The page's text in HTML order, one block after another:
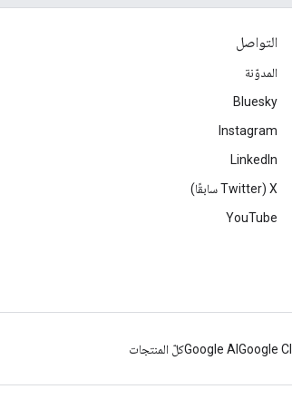
التواصل
المدوّنة
Bluesky
Instagram
LinkedIn
‫X ‏(Twitter سابقًا)
YouTube
Google
Google AIكلّ المنتجات